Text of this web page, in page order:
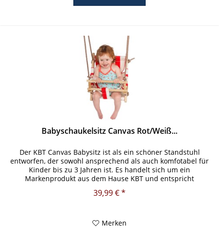
Babyschaukelsitz Canvas Rot/Weiß...
Der KBT Canvas Babysitz ist als ein schöner Standstuhl
entworfen, der sowohl ansprechend als auch komfotabel für
Kinder bis zu 3 Jahren ist. Es handelt sich um ein
Markenprodukt aus dem Hause KBT und entspricht
dementsprechend den...
39,99 € *
Merken